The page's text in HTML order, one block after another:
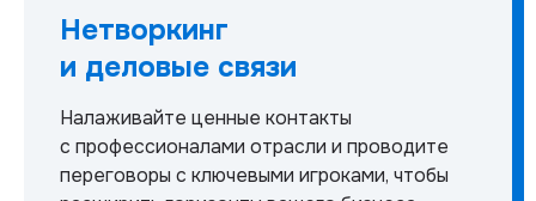
Нетворкинг
и деловые связи
Налаживайте ценные контакты
с профессионалами отрасли и проводите
переговоры с ключевыми игроками, чтобы